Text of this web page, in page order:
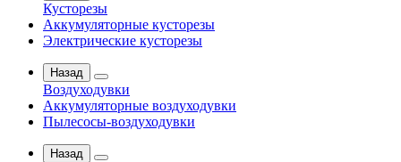
Кусторезы
Аккумуляторные кусторезы
Электрические кусторезы
Назад
Воздуходувки
Аккумуляторные воздуходувки
Пылесосы-воздуходувки
Назад